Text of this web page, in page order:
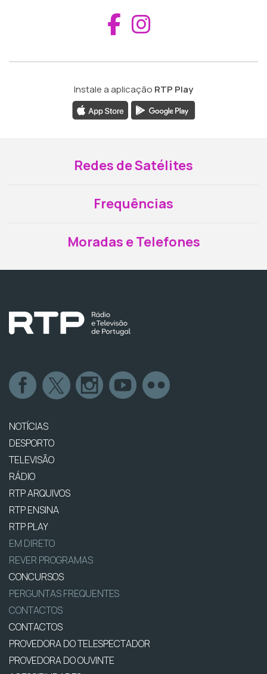
Aceder ao
Instale a aplicação RTP Play
Redes de Satélites
Frequências
Moradas e Telefones
NOTÍCIAS
DESPORTO
TELEVISÃO
RÁDIO
RTP ARQUIVOS
RTP ENSINA
RTP PLAY
EM DIRETO
REVER PROGRAMAS
CONCURSOS
PERGUNTAS FREQUENTES
CONTACTOS
CONTACTOS
PROVEDORA DO TELESPECTADOR
PROVEDORA DO OUVINTE